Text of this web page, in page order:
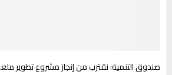
صندوق التنمية: نقترب من إنجاز مشروع تطوير